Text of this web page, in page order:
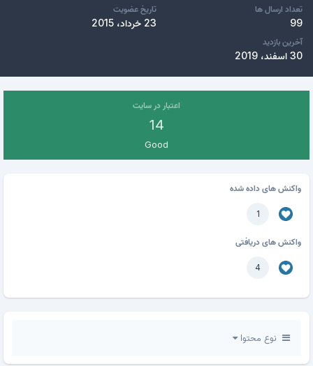
تعداد ارسال ها
99
تاریخ عضویت
23 خرداد، 2015
آخرین بازدید
30 اسفند، 2019
اعتبار در سایت
14
Good
واکنش های داده شده
واکنش های دریافتی
4
نوع محتوا